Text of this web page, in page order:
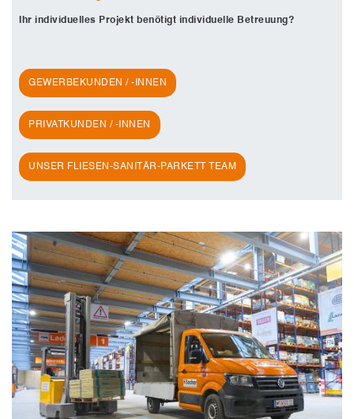
Ihr individuelles Projekt benötigt individuelle Betreuung?
GEWERBEKUNDEN / -INNEN
PRIVATKUNDEN / -INNEN
UNSER FLIESEN-SANITÄR-PARKETT TEAM